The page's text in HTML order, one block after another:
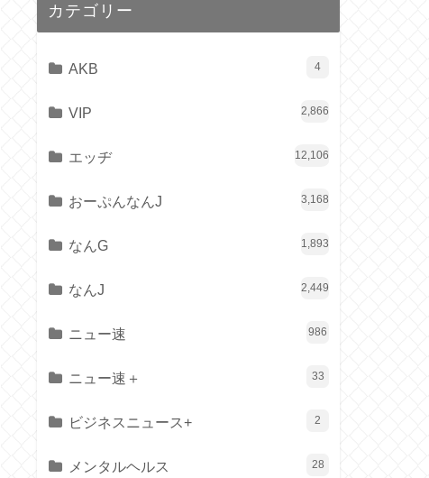
カテゴリー
AKB 4
VIP 2,866
エッヂ 12,106
おーぷんなんJ 3,168
なんG 1,893
なんJ 2,449
ニュー速 986
ニュー速＋ 33
ビジネスニュース+ 2
メンタルヘルス 28